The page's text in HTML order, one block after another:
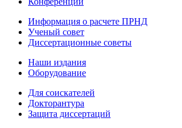
Информация о расчете ПРНД
Ученый совет
Диссертационные советы
Наши издания
Оборудование
Для соискателей
Докторантура
Защита диссертаций